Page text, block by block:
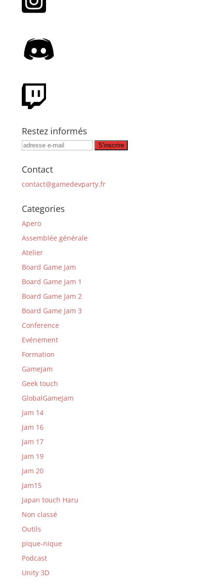
Restez informés
Contact
contact@gamedevparty.fr
Categories
Apero
Assemblée générale
Atelier
Board Game Jam
Board Game Jam 1
Board Game Jam 2
Board Game Jam 3
Conference
Evénement
Formation
GameJam
Geek touch
GlobalGameJam
Jam 14
Jam 16
Jam 17
Jam 19
Jam 20
Jam15
Japan touch Haru
Non classé
Outils
pique-nique
Podcast
Unity 3D